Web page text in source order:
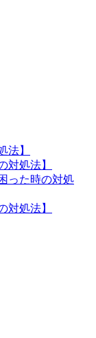
法】
対処法】
った時の対処
対処法】